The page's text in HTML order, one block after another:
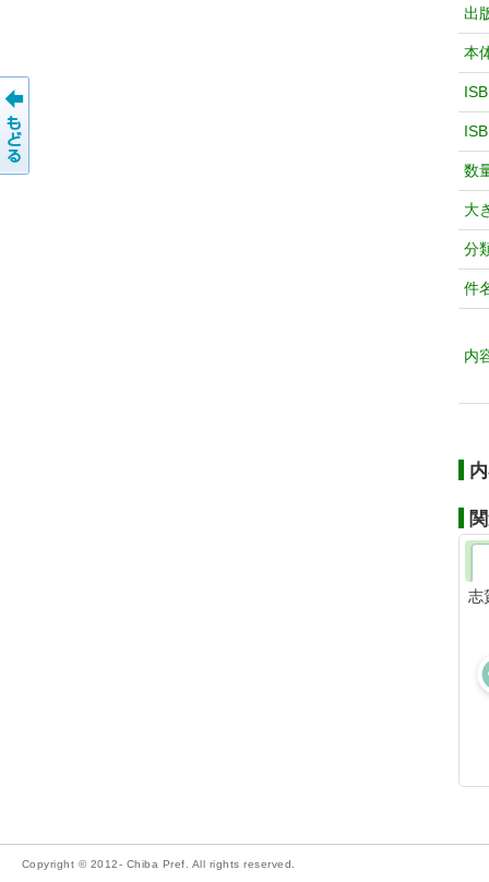
出
本
数
大
分
件
内
志
Copyright © 2012- Chiba Pref. All rights reserved.